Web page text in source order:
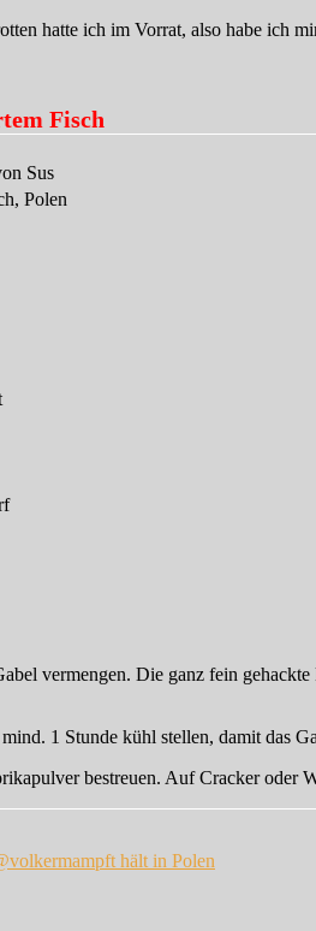
hatte ich im Vorrat, also habe ich
Fisch
Sus
Polen
vermengen. Die ganz fein
1 Stunde kühl stellen, damit das
bestreuen. Auf Cracker oder